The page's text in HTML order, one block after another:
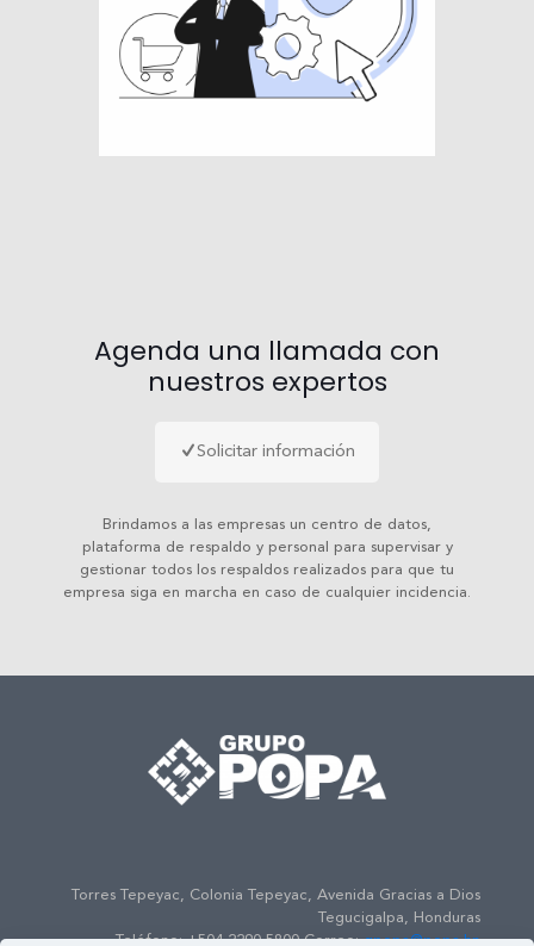
Agenda una llamada con
nuestros expertos
Solicitar información
Brindamos a las empresas un centro de datos,
plataforma de respaldo y personal para supervisar y
gestionar todos los respaldos realizados para que tu
empresa siga en marcha en caso de cualquier incidencia.
Torres Tepeyac, Colonia Tepeyac, Avenida Gracias a Dios
Tegucigalpa, Honduras
Teléfono: +504 2290-5800 Correo:gpopa@popa.hn